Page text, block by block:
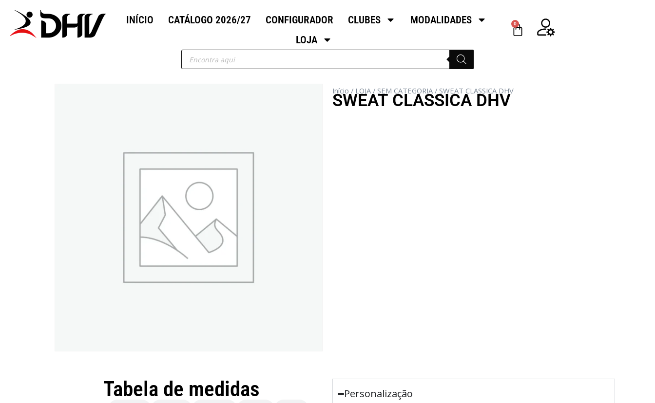
INÍCIO CATÁLOGO 2026/27 CONFIGURADOR CLUBES
MODALIDADES
LOJA
0
Início / LOJA / SEM CATEGORIA / SWEAT CLASSICA DHV
SWEAT CLASSICA DHV
Tabela de medidas Personalização